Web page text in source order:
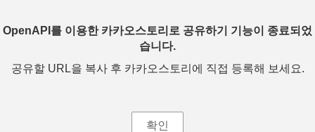
OpenAPI를 이용한 카카오스토리로 공유하기 기능이 종료되었
습니다.
공유할 URL을 복사 후 카카오스토리에 직접 등록해 보세요.
확인